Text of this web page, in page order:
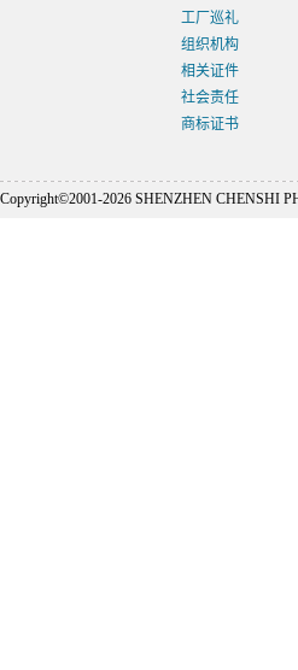
工厂巡礼
组织机构
相关证件
社会责任
商标证书
Copyright©2001-2026 SHENZHEN CHENSHI